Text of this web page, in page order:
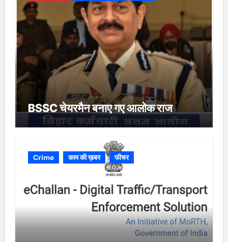
BSSC चेयरमैन बनाए गए आलोक राज
Crime काम की ख़बर फीचर